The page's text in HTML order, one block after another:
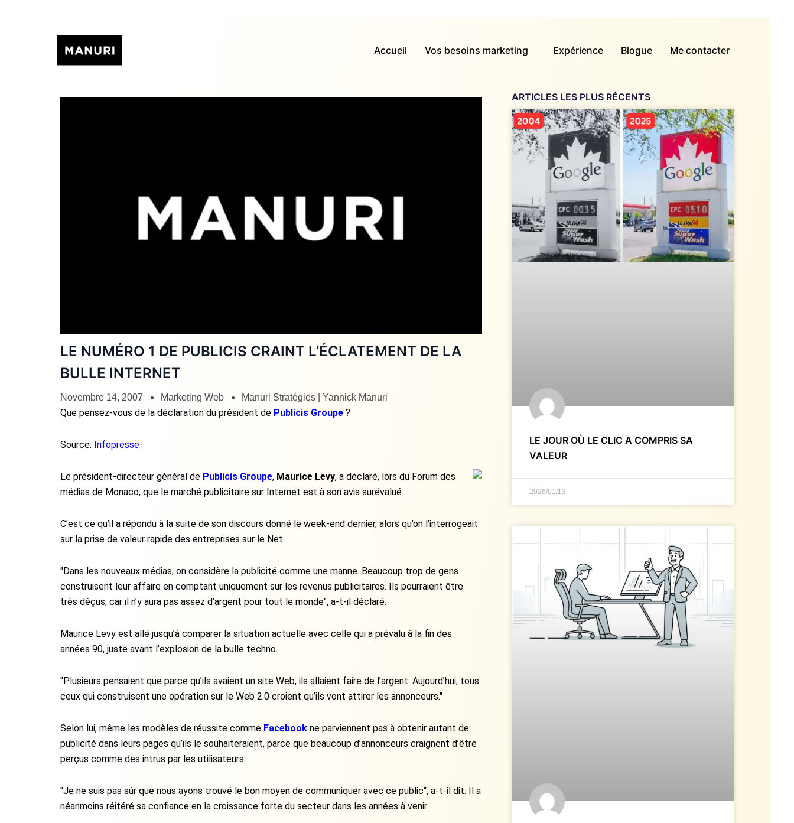
Accueil Vos besoins marketing Expérience Blogue Me contacter
LE NUMÉRO 1 DE PUBLICIS CRAINT L’ÉCLATEMENT DE LA
BULLE INTERNET
Novembre 14, 2007 Marketing Web Manuri Stratégies | Yannick Manuri
Que pensez-vous de la déclaration du président de Publicis Groupe ?
Source: Infopresse
Le président-directeur général de Publicis Groupe, Maurice Levy, a déclaré, lors du Forum des
médias de Monaco, que le marché publicitaire sur Internet est à son avis surévalué.
C’est ce qu’il a répondu à la suite de son discours donné le week-end dernier, alors qu’on l’interrogeait
sur la prise de valeur rapide des entreprises sur le Net.
"Dans les nouveaux médias, on considère la publicité comme une manne. Beaucoup trop de gens
construisent leur affaire en comptant uniquement sur les revenus publicitaires. Ils pourraient être
très déçus, car il n’y aura pas assez d’argent pour tout le monde", a-t-il déclaré.
Maurice Levy est allé jusqu’à comparer la situation actuelle avec celle qui a prévalu à la fin des
années 90, juste avant l’explosion de la bulle techno.
"Plusieurs pensaient que parce qu’ils avaient un site Web, ils allaient faire de l’argent. Aujourd’hui, tous
ceux qui construisent une opération sur le Web 2.0 croient qu’ils vont attirer les annonceurs."
Selon lui, même les modèles de réussite comme Facebook ne parviennent pas à obtenir autant de
publicité dans leurs pages qu’ils le souhaiteraient, parce que beaucoup d’annonceurs craignent d’être
perçus comme des intrus par les utilisateurs.
"Je ne suis pas sûr que nous ayons trouvé le bon moyen de communiquer avec ce public", a-t-il dit. Il a
néanmoins réitéré sa confiance en la croissance forte du secteur dans les années à venir.
ARTICLES LES PLUS RÉCENTS
LE JOUR OÙ LE CLIC A COMPRIS SA
VALEUR
2026/01/13